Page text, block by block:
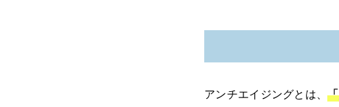
アンチエイジングとは、